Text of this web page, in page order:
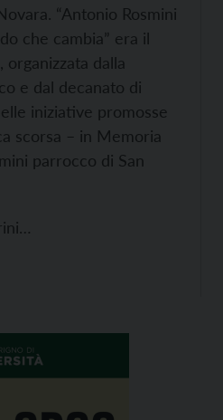
“Antonio Rosmini
che cambia” era il
dalla
e dal decanato di
iniziative promosse
scorsa – in Memoria
parrocco di San